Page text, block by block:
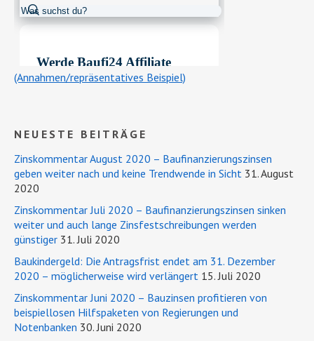
(Annahmen/repräsentatives Beispiel)
NEUESTE BEITRÄGE
Zinskommentar August 2020 – Baufinanzierungszinsen
geben weiter nach und keine Trendwende in Sicht 31. August
2020
Zinskommentar Juli 2020 – Baufinanzierungszinsen sinken
weiter und auch lange Zinsfestschreibungen werden
günstiger 31. Juli 2020
Baukindergeld: Die Antragsfrist endet am 31. Dezember
2020 – möglicherweise wird verlängert 15. Juli 2020
Zinskommentar Juni 2020 – Bauzinsen profitieren von
beispiellosen Hilfspaketen von Regierungen und
Notenbanken 30. Juni 2020